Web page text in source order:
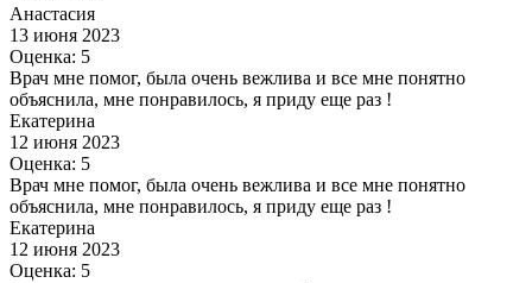
Анастасия
13 июня 2023
Оценка: 5
Врач мне помог, была очень вежлива и все мне понятно
объяснила, мне понравилось, я приду еще раз !
Екатерина
12 июня 2023
Оценка: 5
Врач мне помог, была очень вежлива и все мне понятно
объяснила, мне понравилось, я приду еще раз !
Екатерина
12 июня 2023
Оценка: 5